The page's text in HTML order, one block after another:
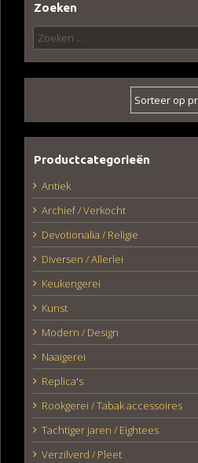
Zoeken
Zoeken
naar:
Productcategorieën
Antiek
Archief / Verkocht
Devotionalia / Religie
Diversen / Allerlei
Keukengerei
Kunst
Modern / Design
Naaigerei
Replica's
Rookgerei / Tabak accessoires
Tachtiger jaren / Eightees
Verzilverd / Pleet